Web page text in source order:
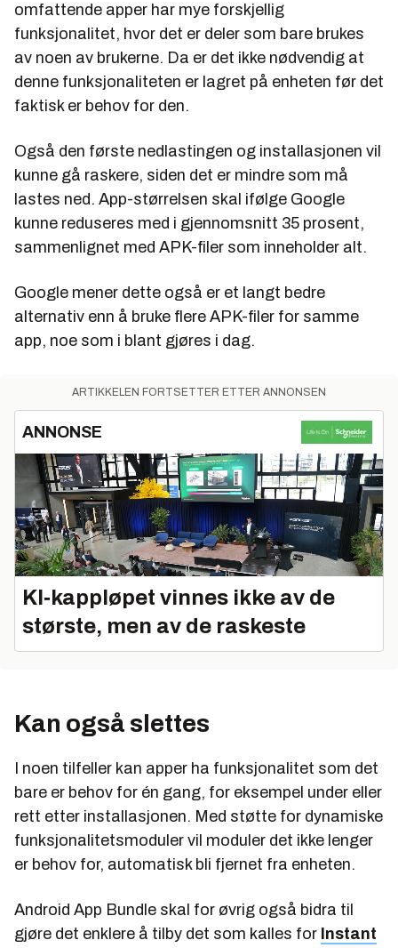
omfattende apper har mye forskjellig
funksjonalitet, hvor det er deler som bare brukes
av noen av brukerne. Da er det ikke nødvendig at
denne funksjonaliteten er lagret på enheten før det
faktisk er behov for den.
Også den første nedlastingen og installasjonen vil
kunne gå raskere, siden det er mindre som må
lastes ned. App-størrelsen skal ifølge Google
kunne reduseres med i gjennomsnitt 35 prosent,
sammenlignet med APK-filer som inneholder alt.
Google mener dette også er et langt bedre
alternativ enn å bruke flere APK-filer for samme
app, noe som i blant gjøres i dag.
ARTIKKELEN FORTSETTER ETTER ANNONSEN
ANNONSE
KI‑kappløpet vinnes ikke av de
største, men av de raskeste
Kan også slettes
I noen tilfeller kan apper ha funksjonalitet som det
bare er behov for én gang, for eksempel under eller
rett etter installasjonen. Med støtte for dynamiske
funksjonalitetsmoduler vil moduler det ikke lenger
er behov for, automatisk bli fjernet fra enheten.
Android App Bundle skal for øvrig også bidra til
gjøre det enklere å tilby det som kalles for Instant